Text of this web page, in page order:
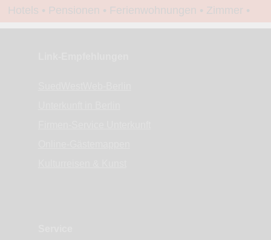
Hotels • Pensionen • Ferienwohnungen • Zimmer •